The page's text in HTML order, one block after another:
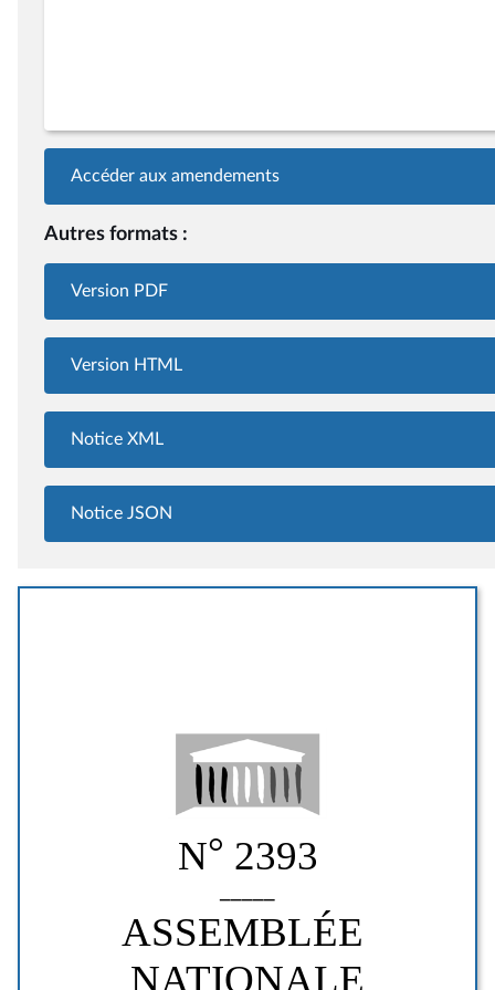
Accéder aux amendements
Autres formats :
Version PDF
Version HTML
Notice XML
Notice JSON